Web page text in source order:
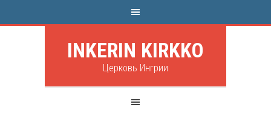
INKERIN KIRKKO
Церковь Ингрии